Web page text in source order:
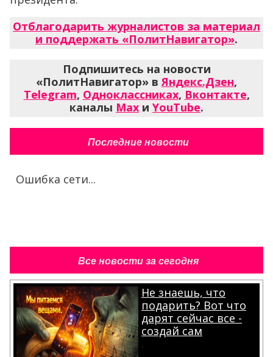
Отблагодарить журналистов за материал
и поддержать «ПолитНавигатор».
Подпишитесь на новости
«ПолитНавигатор» вЯндекс.Дзен,
Telegram, Одноклассниках, Вконтакте,
каналы Max и YouTube.
Последние новости
Ошибка сети...
Все новости за сегодня
Не знаешь, что
подарить? Вот что
дарят сейчас все -
создай сам
.